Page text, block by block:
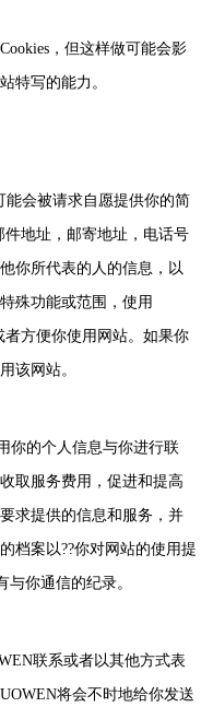
Cookies ，但这样做可能会影
特写的能力。
能会被请求自愿提供你的简
地址，邮寄地址，电话号
你所代表的人的信息，以
殊功能或范围，使用
方便你使用网站。如果你
该网站。
你的个人信息与你进行联
取服务费用，促进和提高
求提供的信息和服务，并
档案以??你对网站的使用提
与你通信的纪录。
联系或者以其他方式表
将会不时地给你发送